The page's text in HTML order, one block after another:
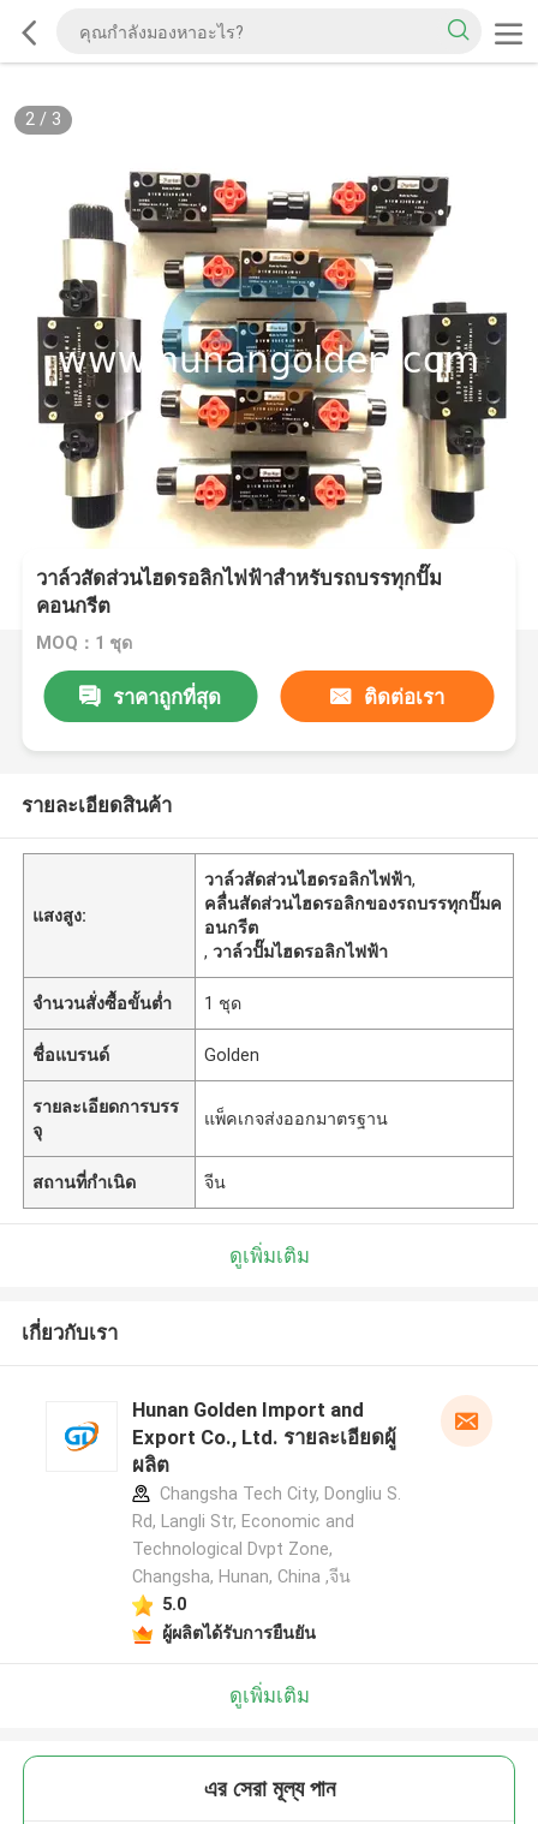
2/ 3
วาล์วสัดส่วนไฮดรอลิกไฟฟ้าสําหรับรถบรรทุกปั๊ม
คอนกรีต
MOQ：1 ชุด
ราคาถูกที่สุด ติดต่อเรา
รายละเอียดสินค้า
แสงสูง:
วาล์วสัดส่วนไฮดรอลิกไฟฟ้า,
คลื่นสัดส่วนไฮดรอลิกของรถบรรทุกปั๊มค
อนกรีต
,วาล์วปั๊มไฮดรอลิกไฟฟ้า
จำนวนสั่งซื้อขั้นต่ำ 1 ชุด
ชื่อแบรนด์ Golden
รายละเอียดการบรร
จุ
แพ็คเกจส่งออกมาตรฐาน
สถานที่กำเนิด จีน
ดูเพิ่มเติม
เกี่ยวกับเรา
Hunan Golden Import and
Export Co., Ltd. รายละเอียดผู้
ผลิต
Changsha Tech City, Dongliu S.
Rd, Langli Str, Economic and
Technological Dvpt Zone,
Changsha, Hunan, China ,จีน
5.0
ผู้ผลิตได้รับการยืนยัน
ดูเพิ่มเติม
এর সেরা মূল্য পান